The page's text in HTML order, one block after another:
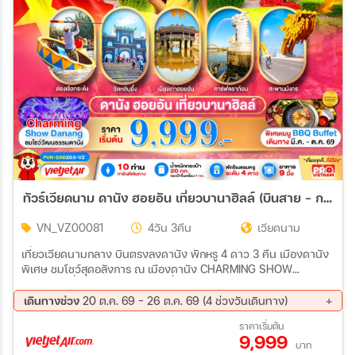
ทัวร์เวียดนาม ดานัง ฮอยอัน เที่ยวบานาฮิลล์ (บินสาย - กลับบ่าย) 4วัน 3คืน (VZ)
VN_VZ00081 4วัน 3คืน
เวียดนาม
เที่ยวเวียดนามกลาง บินตรงลงดานัง พักหรู 4 ดาว 3 คืน เมืองดานัง
พิเศษ ชมโชว์สุดอลังการ ณ เมืองดานัง CHARMING SHOW
อาหารเวียดนามต้นตำรับ และ BBQ BUFFET
เดินทางช่วง 20 ต.ค. 69 - 26 ต.ค. 69 (4 ช่วงวันเดินทาง)
21 ต.ค. 69 - 24 ต.ค. 69
22 ต.ค. 69 - 25 ต.ค. 69
23 ต.ค. 69 - 26 ต.ค. 69
ราคาเริ่มต้น
9,999 บาท